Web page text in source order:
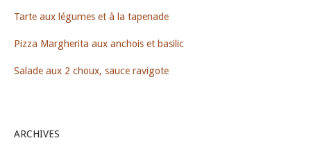
Tarte aux légumes et à la tapenade
Pizza Margherita aux anchois et basilic
Salade aux 2 choux, sauce ravigote
ARCHIVES